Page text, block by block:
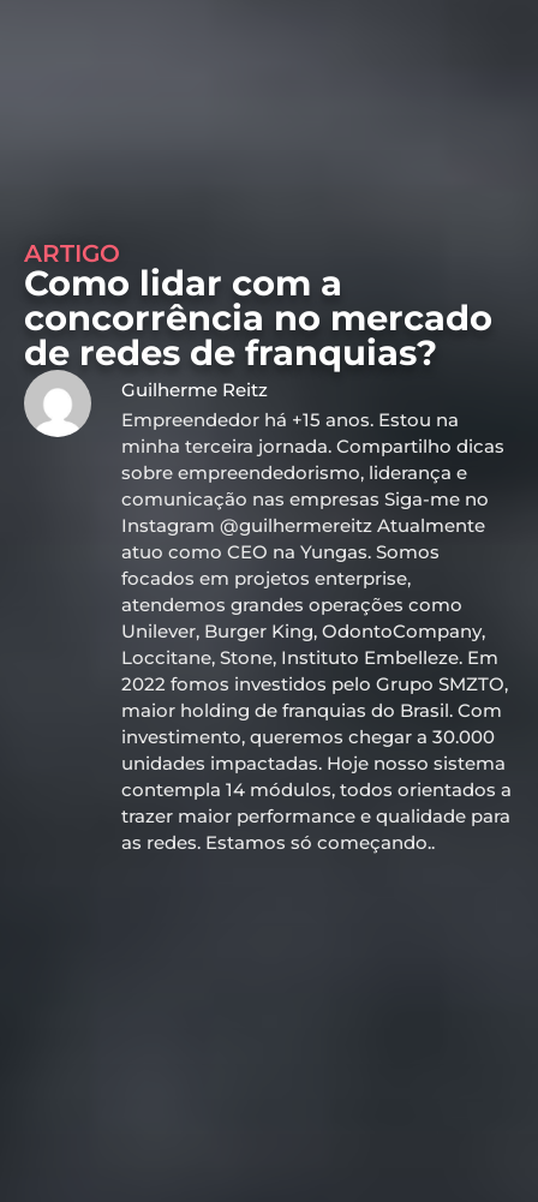
ARTIGO
Como lidar com a
concorrência no mercado
de redes de franquias?
Guilherme Reitz
Empreendedor há +15 anos. Estou na
minha terceira jornada. Compartilho dicas
sobre empreendedorismo, liderança e
comunicação nas empresas Siga-me no
Instagram @guilhermereitz Atualmente
atuo como CEO na Yungas. Somos
focados em projetos enterprise,
atendemos grandes operações como
Unilever, Burger King, OdontoCompany,
Loccitane, Stone, Instituto Embelleze. Em
2022 fomos investidos pelo Grupo SMZTO,
maior holding de franquias do Brasil. Com
investimento, queremos chegar a 30.000
unidades impactadas. Hoje nosso sistema
contempla 14 módulos, todos orientados a
trazer maior performance e qualidade para
as redes. Estamos só começando..